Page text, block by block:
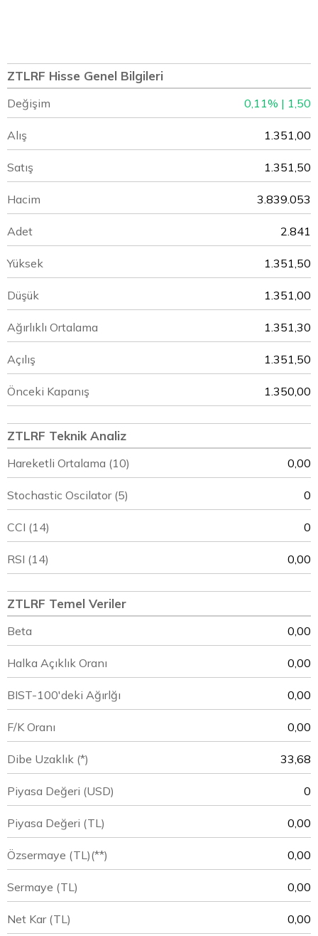
ZTLRF Hisse Genel Bilgileri
Değişim 0,11% | 1,50
Alış 1.351,00
Satış 1.351,50
Hacim 3.839.053
Adet 2.841
Yüksek 1.351,50
Düşük 1.351,00
Ağırlıklı Ortalama 1.351,30
Açılış 1.351,50
Önceki Kapanış 1.350,00
ZTLRF Teknik Analiz
Hareketli Ortalama (10) 0,00
Stochastic Oscilator (5) 0
CCI (14) 0
RSI (14) 0,00
ZTLRF Temel Veriler
Beta 0,00
Halka Açıklık Oranı 0,00
BIST-100'deki Ağırlğı 0,00
F/K Oranı 0,00
Dibe Uzaklık (*) 33,68
Piyasa Değeri (USD) 0
Piyasa Değeri (TL) 0,00
Özsermaye (TL)(**) 0,00
Sermaye (TL) 0,00
Net Kar (TL) 0,00